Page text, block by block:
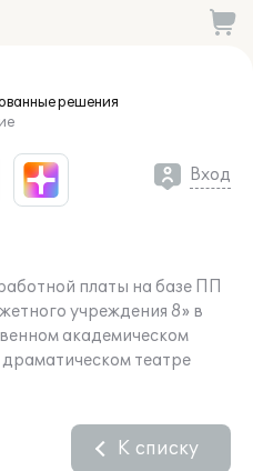
решения
Вход
платы на базе ПП
учреждения 8» в
академическом
театре
К списку